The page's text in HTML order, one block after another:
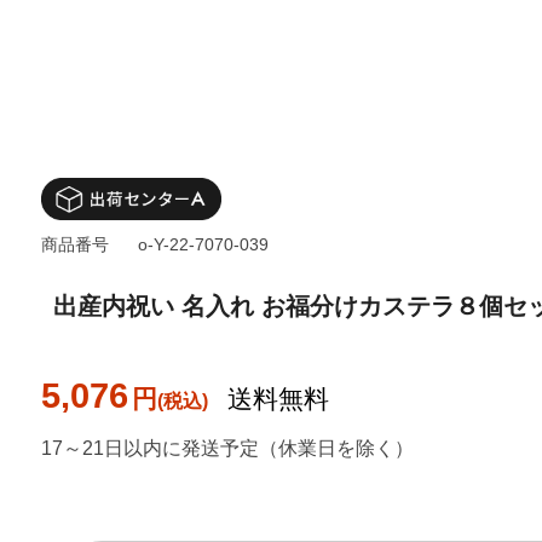
出産内祝い 名入れ お福分けカステラ８個セ
5,076 円 送料無料
商品番号 o-Y-22-7070-039
17～21日以内に発送予定（休業日を除く）